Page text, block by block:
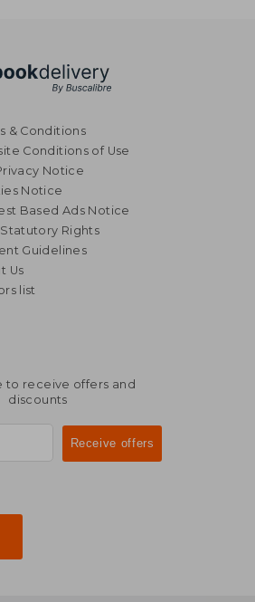
& Conditions
Conditions of Use
Notice
Notice
Based Ads Notice
Rights
Guidelines
Us
list
to receive offers and
discounts